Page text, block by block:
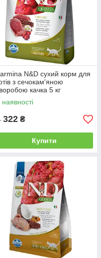
N&D сухий корм для
з сечокам'яною
качка 5 кг
наявності
322 ₴
Купити